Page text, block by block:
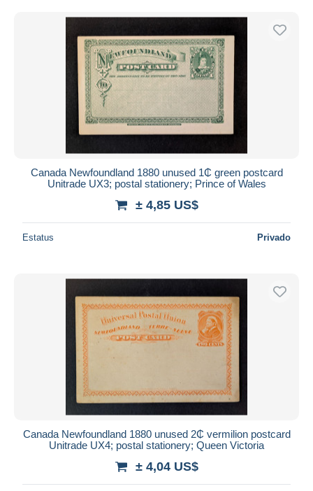
Canada Newfoundland 1880 unused 1₵ green postcard
Unitrade UX3; postal stationery; Prince of Wales
± 4,85 US$
Estatus Privado
Canada Newfoundland 1880 unused 2₵ vermilion postcard
Unitrade UX4; postal stationery; Queen Victoria
± 4,04 US$